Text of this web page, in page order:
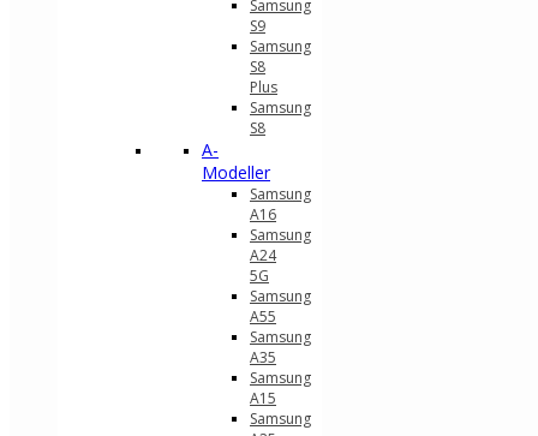
Samsung
S9
Samsung
S8
Plus
Samsung
S8
A-
Modeller
Samsung
A16
Samsung
A24
5G
Samsung
A55
Samsung
A35
Samsung
A15
Samsung